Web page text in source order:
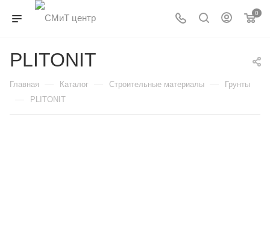
0
PLITONIT
Главная — Каталог — Строительные материалы — Грунты
— PLITONIT